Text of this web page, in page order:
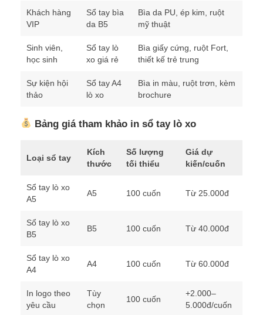
Khách hàng
VIP
Sổ tay bìa
da B5
Bìa da PU, ép kim, ruột
mỹ thuật
Sinh viên,
học sinh
Sổ tay lò
xo giá rẻ
Bìa giấy cứng, ruột Fort,
thiết kế trẻ trung
Sự kiện hội
thảo
Sổ tay A4
lò xo
Bìa in màu, ruột trơn, kèm
brochure
Bảng giá tham khảo in sổ tay lò xo
Loại sổ tay
Kích
thước
Số lượng
tối thiểu
Giá dự
kiến/cuốn
Sổ tay lò xo
A5
A5 100 cuốn Từ 25.000đ
Sổ tay lò xo
B5
B5 100 cuốn Từ 40.000đ
Sổ tay lò xo
A4
A4 100 cuốn Từ 60.000đ
In logo theo
yêu cầu
Tùy
chọn
100 cuốn
+2.000–
5.000đ/cuốn